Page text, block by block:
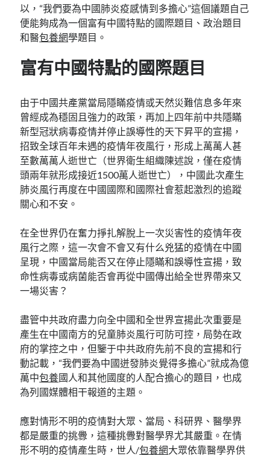
以，“我們要為中國肺炎疫感情到多擔心”這個議題自己
便能夠成為一個富有中國特點的國際題目、政治題目
和醫包養網學題目。
富有中國特點的國際題目
由于中國共產黨當局隱瞞疫情或天然災難信息多年來
曾經成為穩固且強力的政策，再加上四年前中共隱瞞
新型冠狀病毒疫情并停止誤導性的天下昇平的宣揚，
招致全球百年未遇的疫情年夜風行，形成上萬萬人甚
至數萬萬人逝世亡（世界衛生組織陳述說，僅在疫情
頭兩年就形成接近1500萬人逝世亡），中國此次產生
肺炎風行再度在中國國際和國際社會惹起激烈的追蹤
關心和不安。
在全世界仍在奮力掙扎解脫上一次災害性的疫情年夜
風行之際，這一次會不會又有什么兇猛的疫情在中國
呈現，中國當局能否又在停止隱瞞和誤導性宣揚，致
命性病毒或病菌能否會再從中國傳出給全世界帶來又
一場災害？
盡管中共政府盡力向全中國和全世界宣揚此次重要是
產生在中國南方的兒童肺炎風行可防可控，局勢在政
府的掌控之中，但鑒于中共政府先前不良的宣揚和行
動記載，“我們要為中國迸發肺炎覺得多擔心”就成為億
萬中包養國人和其他國度的人配合擔心的題目，也成
為列國媒體相干報道的主題。
應對情形不明的疫情對大眾、當局、科研界、醫學界
都是嚴重的挑釁，這種挑釁對醫學界尤其嚴重。在情
形不明的疫情產生時，世人/包養網大眾依靠醫學界供